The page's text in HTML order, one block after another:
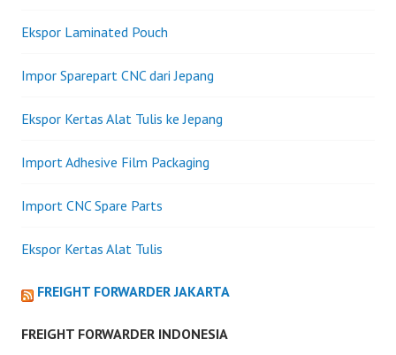
Ekspor Laminated Pouch
Impor Sparepart CNC dari Jepang
Ekspor Kertas Alat Tulis ke Jepang
Import Adhesive Film Packaging
Import CNC Spare Parts
Ekspor Kertas Alat Tulis
FREIGHT FORWARDER JAKARTA
FREIGHT FORWARDER INDONESIA